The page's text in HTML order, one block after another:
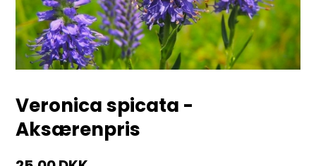
Veronica spicata -
Aksærenpris